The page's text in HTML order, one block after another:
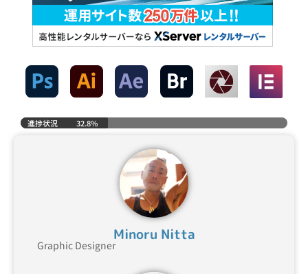
進捗状況 32.8%
Minoru Nitta
Graphic Designer